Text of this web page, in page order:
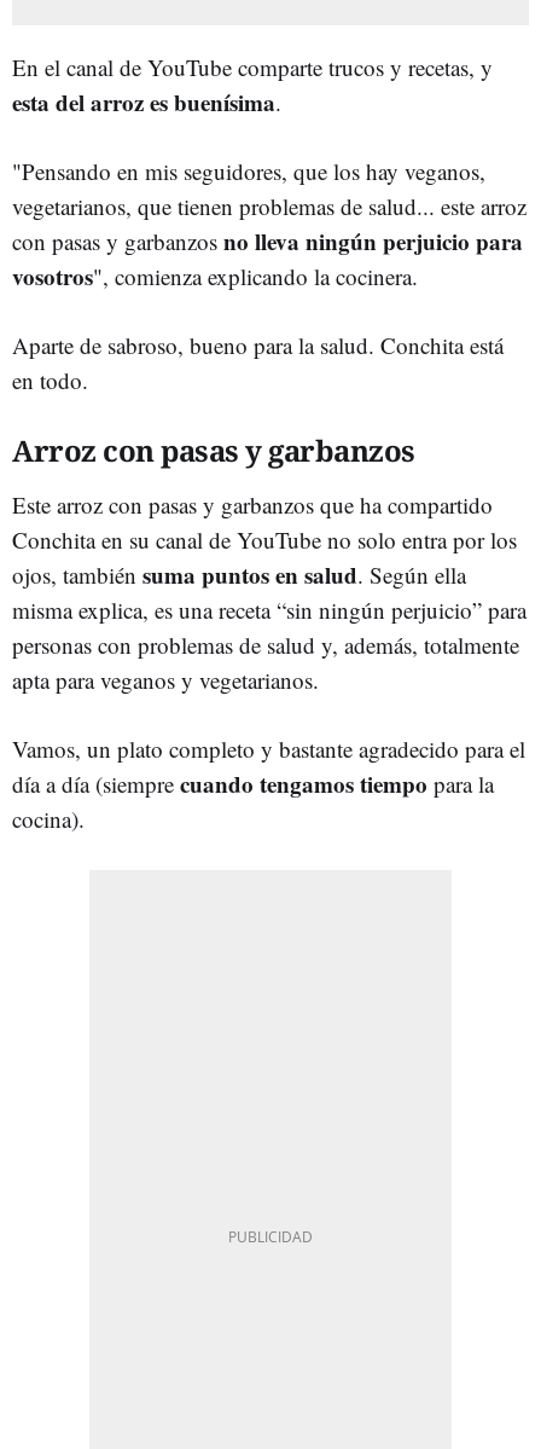
En el canal de YouTube comparte trucos y recetas, y
esta del arroz es buenísima.
"Pensando en mis seguidores, que los hay veganos,
vegetarianos, que tienen problemas de salud... este arroz
con pasas y garbanzos no lleva ningún perjuicio para
vosotros", comienza explicando la cocinera.
Aparte de sabroso, bueno para la salud. Conchita está
en todo.
Arroz con pasas y garbanzos
Este arroz con pasas y garbanzos que ha compartido
Conchita en su canal de YouTube no solo entra por los
ojos, también suma puntos en salud. Según ella
misma explica, es una receta “sin ningún perjuicio” para
personas con problemas de salud y, además, totalmente
apta para veganos y vegetarianos.
Vamos, un plato completo y bastante agradecido para el
día a día (siempre cuando tengamos tiempo para la
cocina).